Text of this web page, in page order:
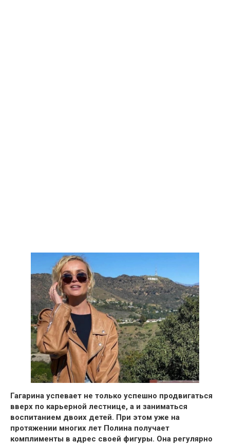
Гагарина успевает не только успешно продвигаться
вверх по карьерной лестнице, а и заниматься
воспитанием двоих детей. При этом уже на
протяжении многих лет Полина получает
комплименты в адрес своей фигуры. Она регулярно